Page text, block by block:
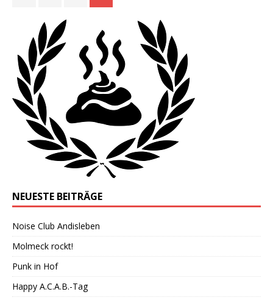
NEUESTE BEITRÄGE
Noise Club Andisleben
Molmeck rockt!
Punk in Hof
Happy A.C.A.B.-Tag